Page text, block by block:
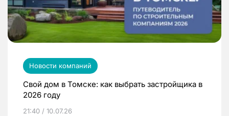
Новости компаний
Свой дом в Томске: как выбрать застройщика в
2026 году
21:40 / 10.07.26